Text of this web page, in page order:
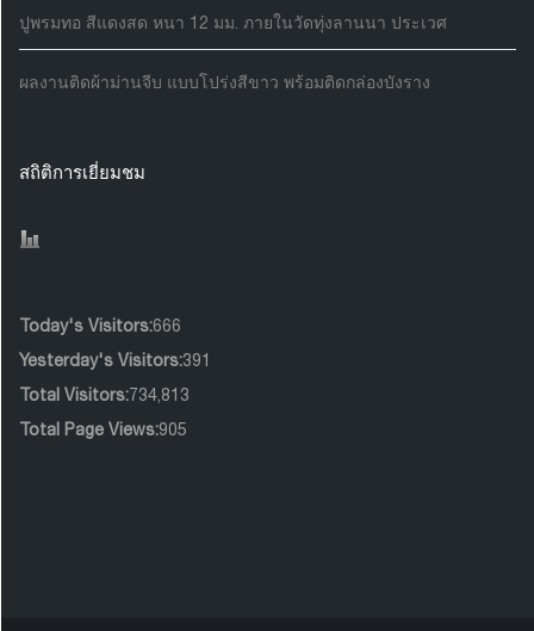
ปูพรมทอ สีแดงสด หนา 12 มม. ภายในวัดทุ่งลานนา ประเวศ
ผลงานติดผ้าม่านจีบ แบบโปร่งสีขาว พร้อมติดกล่องบังราง
สถิติการเยี่ยมชม
Today's Visitors:666
Yesterday's Visitors:391
Total Visitors:734,813
Total Page Views:905